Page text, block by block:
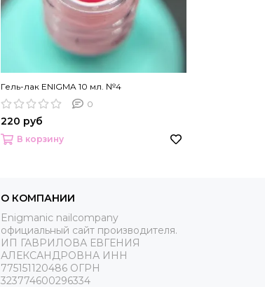
Гель-лак ENIGMA 10 мл. №4
0
220 руб
В корзину
О КОМПАНИИ
Enigmanic nailcompany
официальный сайт производителя.
ИП ГАВРИЛОВА ЕВГЕНИЯ
АЛЕКСАНДРОВНА ИНН
775151120486 ОГРН
323774600296334